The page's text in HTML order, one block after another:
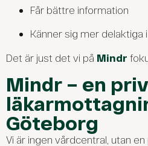
Får bättre information
Känner sig mer delaktiga
Det är just det vi på Mindr
Mindr – en
Göteborg
Vi är ingen vårdcentral, utan